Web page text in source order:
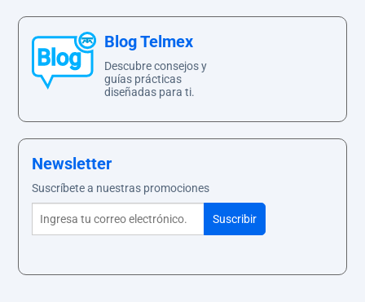
Blog Telmex
Descubre consejos y
guías prácticas
diseñadas para ti.
Newsletter
Suscríbete a nuestras promociones